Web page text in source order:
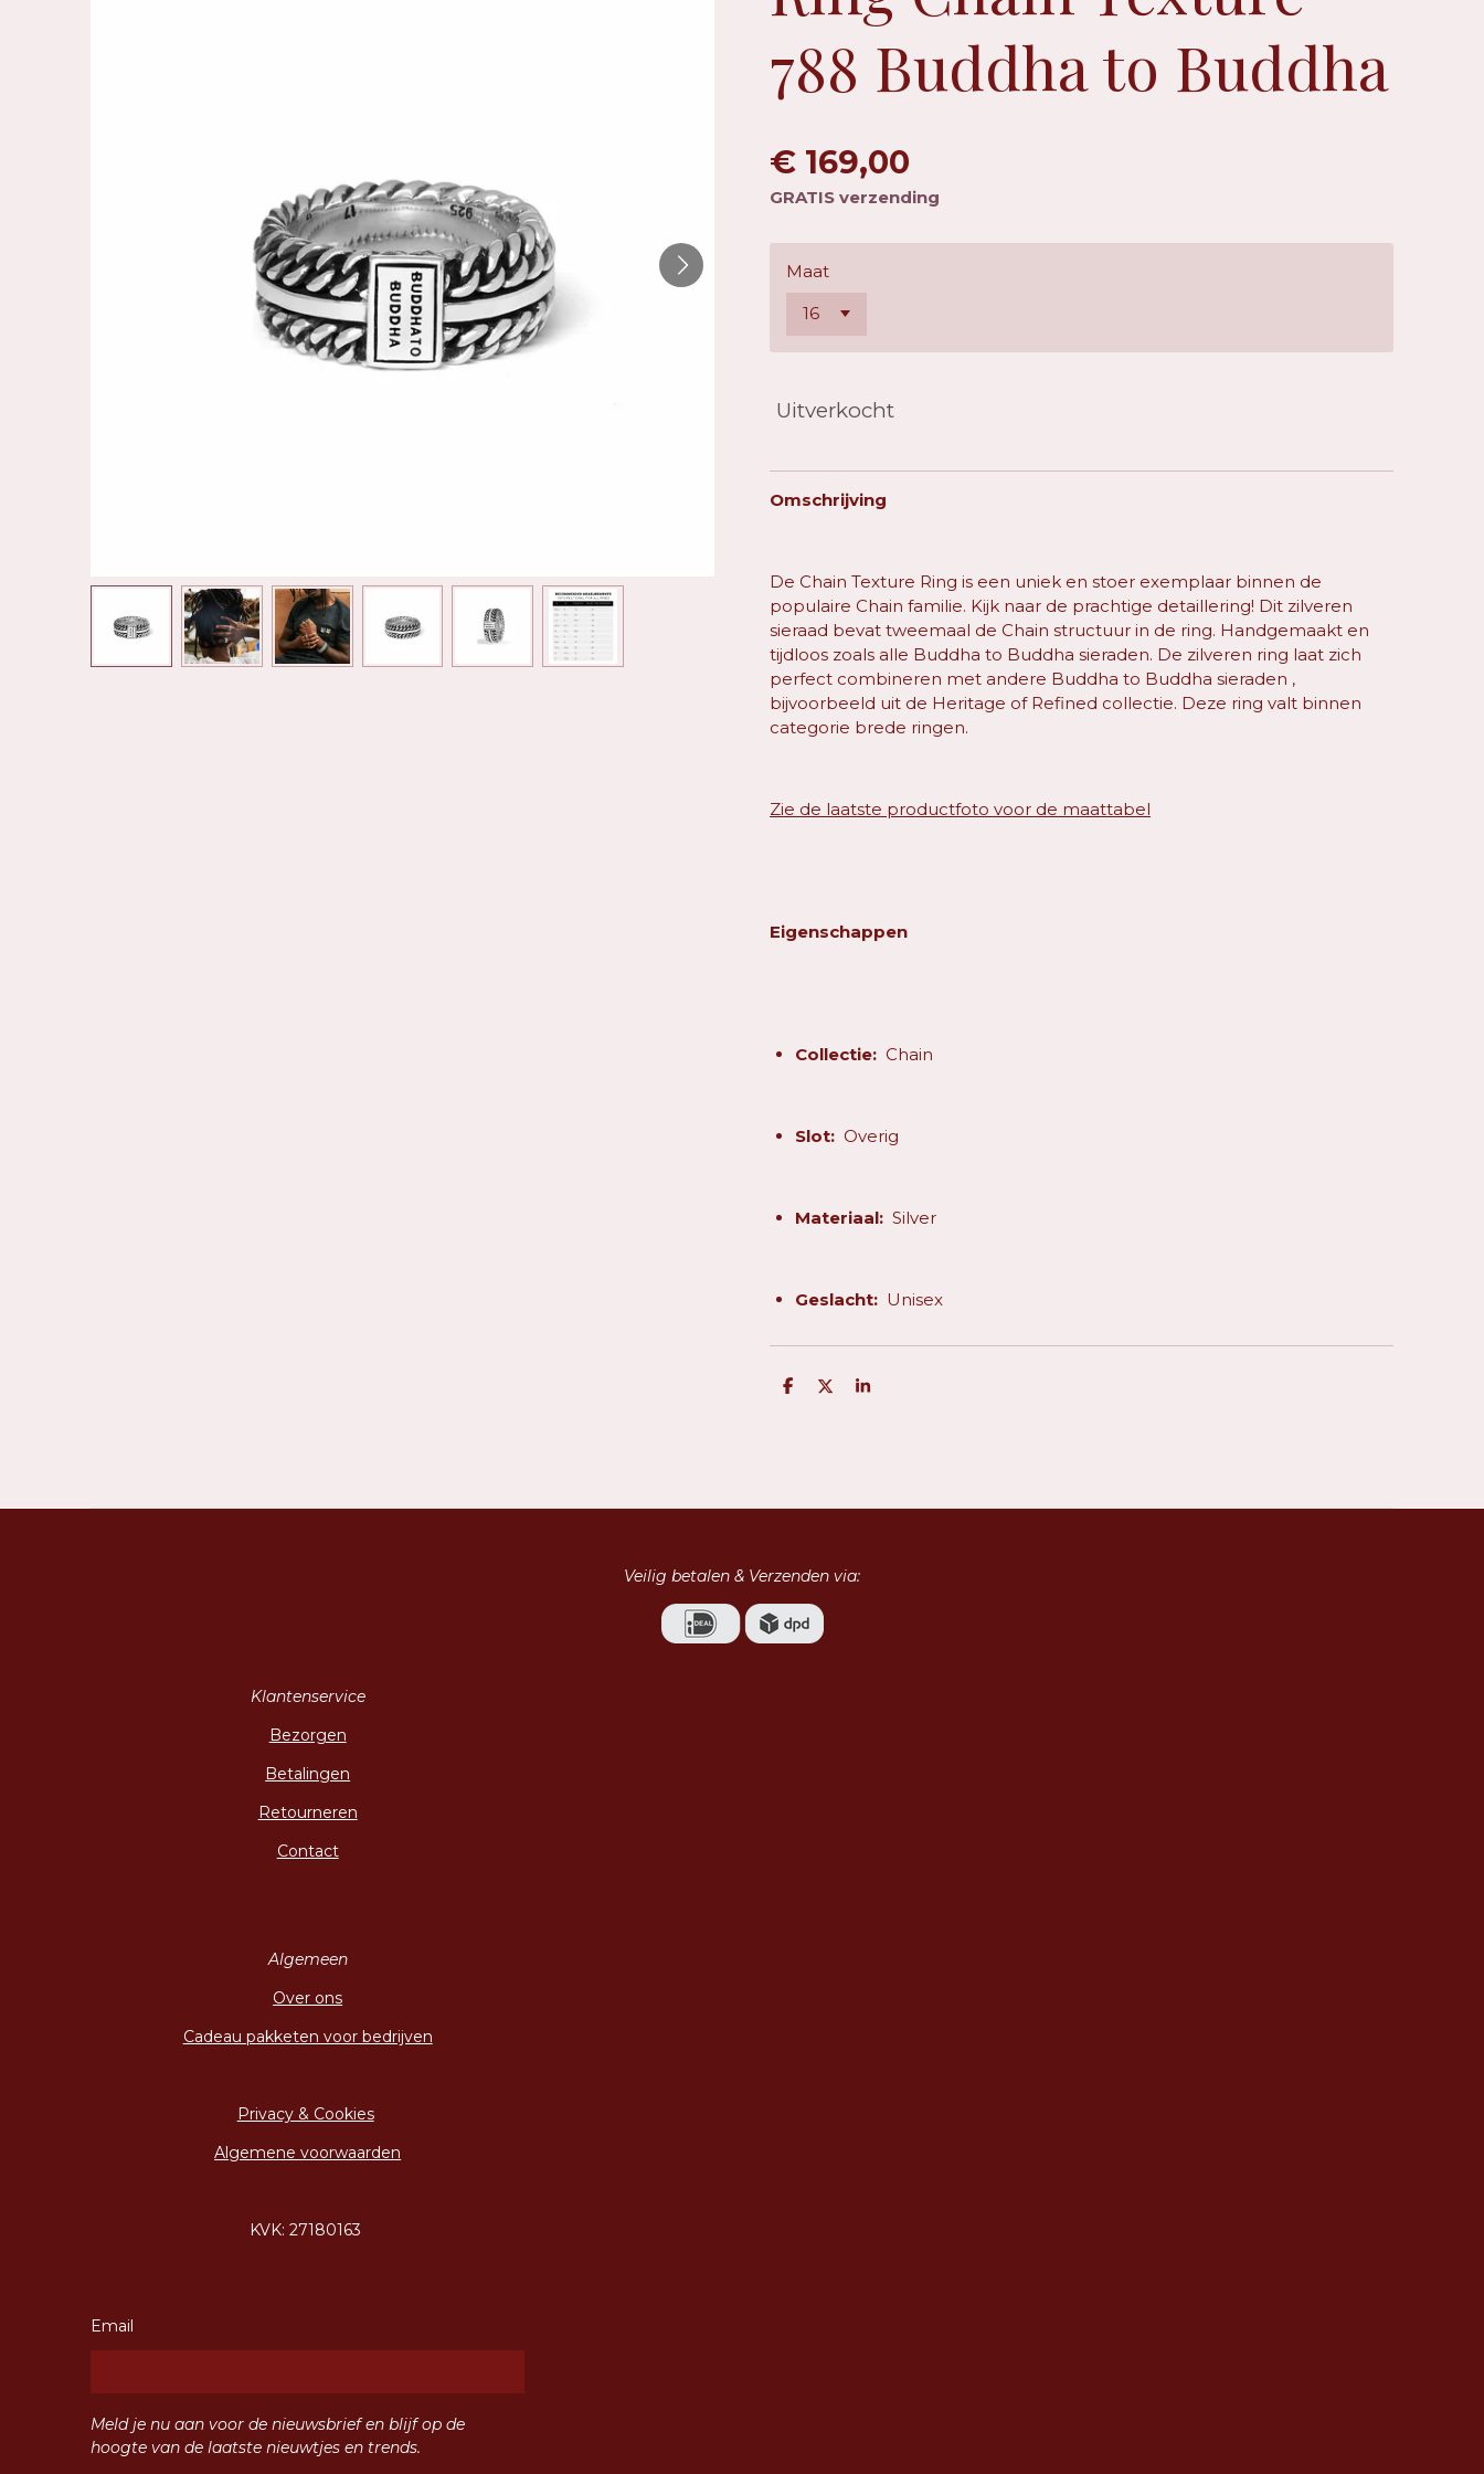
788 Buddha to Buddha
€ 169,00
GRATIS verzending
Maat
Uitverkocht
Omschrijving
De Chain Texture Ring is een uniek en stoer exemplaar binnen de
populaire Chain familie. Kijk naar de prachtige detaillering! Dit zilveren
sieraad bevat tweemaal de Chain structuur in de ring. Handgemaakt en
tijdloos zoals alle Buddha to Buddha sieraden. De zilveren ring laat zich
perfect combineren met andere Buddha to Buddha sieraden ,
bijvoorbeeld uit de Heritage of Refined collectie. Deze ring valt binnen
categorie brede ringen.
Zie de laatste productfoto voor de maattabel
Eigenschappen
Collectie:Chain
Slot:Overig
Materiaal: Silver
Geslacht:Unisex
D
D
S
Veilig betalen & Verzenden via:
Klantenservice
Bezorgen
Betalingen
Retourneren
Contact
Algemeen
Over ons
Cadeau pakketen voor bedrijven
Privacy & Cookies
Algemene voorwaarden
KVK: 27180163
Email
Meld je nu aan voor de nieuwsbrief en blijf op de
hoogte van de laatste nieuwtjes en trends.